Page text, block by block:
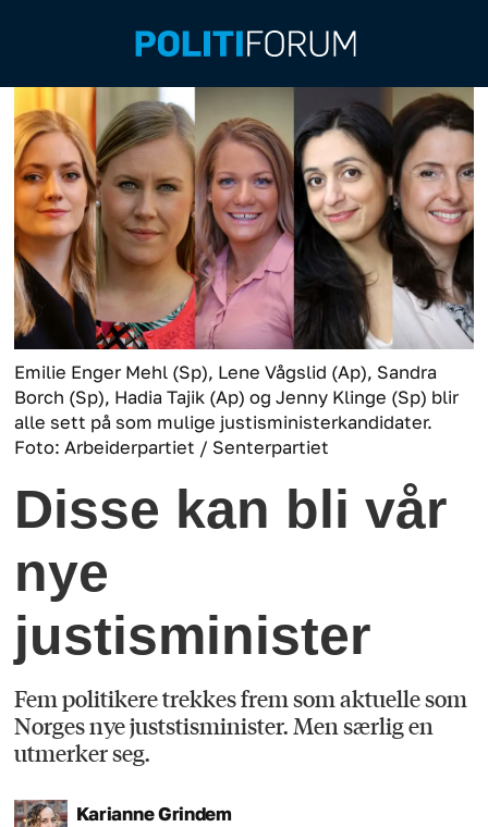
Emilie Enger Mehl (Sp), Lene Vågslid (Ap), Sandra
Borch (Sp), Hadia Tajik (Ap) og Jenny Klinge (Sp) blir
alle sett på som mulige justisministerkandidater.
Foto: Arbeiderpartiet / Senterpartiet
Disse kan bli vår
nye
justisminister
Fem politikere trekkes frem som aktuelle som
Norges nye juststisminister. Men særlig en
utmerker seg.
KarianneGrindem